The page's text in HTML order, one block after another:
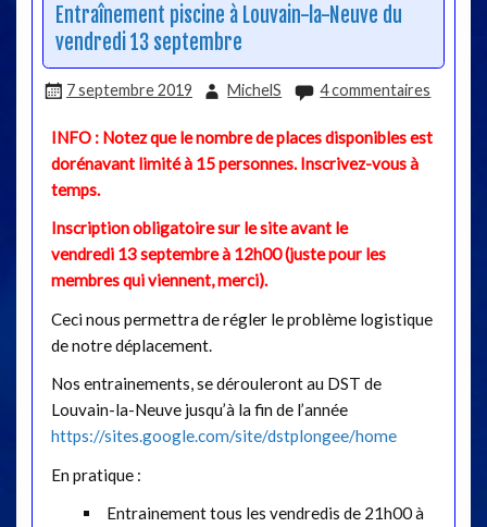
Entraînement piscine à Louvain-la-Neuve du
vendredi 13 septembre
7 septembre 2019 MichelS 4 commentaires
INFO : Notez que le nombre de places disponibles est
dorénavant limité à 15 personnes. Inscrivez-vous à
temps.
Inscription obligatoire sur le site avant le
vendredi 13 septembre à 12h00 (juste pour les
membres qui viennent, merci).
Ceci nous permettra de régler le problème logistique
de notre déplacement.
Nos entrainements, se dérouleront au DST de
Louvain-la-Neuve jusqu’à la fin de l’année
https://sites.google.com/site/dstplongee/home
En pratique :
Entrainement tous les vendredis de 21h00 à